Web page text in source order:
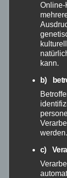
Juni 2026
Mai 2026
April 2026
März 2026
Februar 2026
Dezember
Online-
kann.
b)
werden.
c)